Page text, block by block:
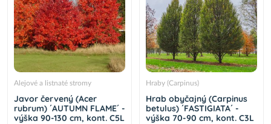
Alejové a listnaté stromy
Javor červený (Acer
rubrum) ´AUTUMN FLAME´ -
výška 90-130 cm, kont. C5L
Hraby (Carpinus)
Hrab obyčajný (Carpinus
betulus) ´FASTIGIATA´ -
výška 70-90 cm, kont. C3L